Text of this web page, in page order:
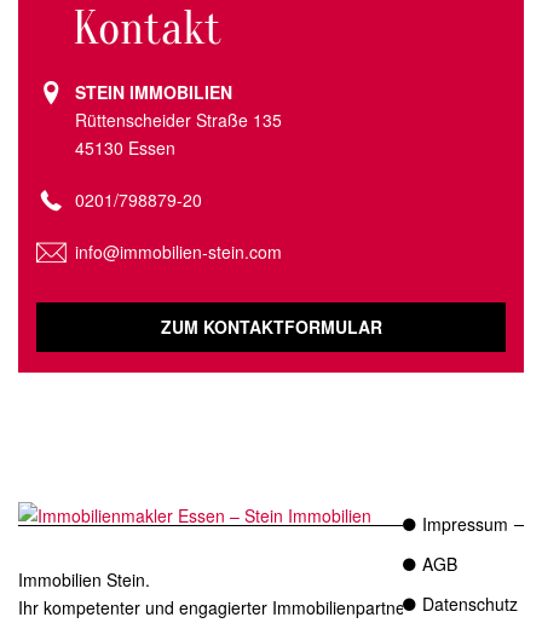
Kontakt
STEIN IMMOBILIEN
Rüttenscheider Straße 135
45130 Essen
0201/798879-20
info@immobilien-stein.com
ZUM KONTAKTFORMULAR
Immobilien Stein.
Ihr kompetenter und engagierter Immobilienpartner in Essen.
Impressum
AGB
Datenschutz